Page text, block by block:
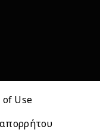
Use